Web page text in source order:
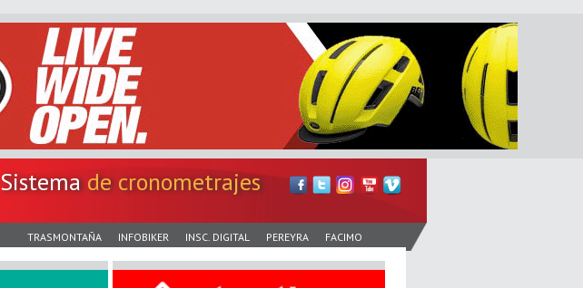
Sistemade cronometrajes
TRASMONTAÑA INFOBIKER INSC. DIGITAL PEREYRA FACIMO